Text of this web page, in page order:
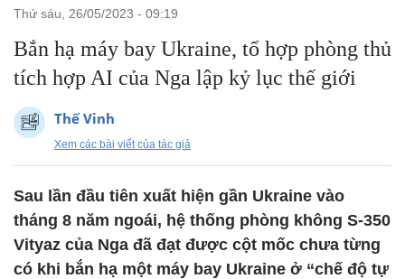
thứ sáu, 26/05/2023 - 09:19
Bắn hạ máy bay Ukraine, tổ hợp phòng thủ
tích hợp AI của Nga lập kỷ lục thế giới
Thế Vinh
Xem các bài viết của tác giả
Sau lần đầu tiên xuất hiện gần Ukraine vào
tháng 8 năm ngoái, hệ thống phòng không S-350
Vityaz của Nga đã đạt được cột mốc chưa từng
có khi bắn hạ một máy bay Ukraine ở “chế độ tự